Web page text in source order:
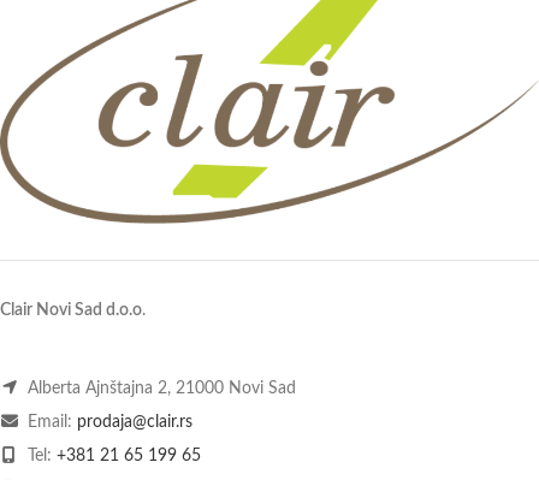
Clair Novi Sad d.o.o.
Alberta Ajnštajna 2, 21000 Novi Sad
Email: prodaja@clair.rs
Tel: +381 21 65 199 65